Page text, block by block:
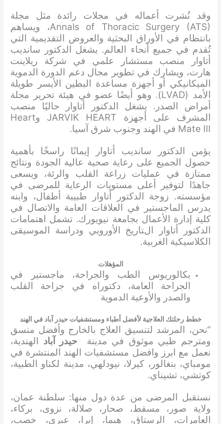
وقد نُشرت أعماله في مجلات رائدة مثل مجلة
Annals of Thoracic Surgery (ATS)، ويساهم
بانتظام في الأوراق البحثية والعروض التقديمية التي
تُقدم في جميع أنحاء العالم. يشغل الدكتور سانديب
أتاوار منصب مستشار علمي في شركة ريلاينت
هارت، ويشارك في تطوير مجال دعم الدورة الدموية
الميكانيكي أو أجهزة مساعدة البطين الأيسر طويلة
الأمد (LVAD). وهو أيضًا عضو في هيئة تحرير مجلة
أمراض الصدر. يشغل الدكتور أتاوار حاليًا منصب
المشرف على أجهزة JARVIK HEART وHeart
Mate III في الهند وجنوب شرق آسيا.
يؤمن الدكتور سانديب أتاوار إيمانًا راسخًا بأهمية
حصول الجميع على رعاية صحية عالية الجودة ونتائج
ممتازة في عمليات زراعة القلب والرئة، ويسعى
جاهدًا لتوفير أعلى مستويات الرعاية للمرضى في
مؤسسته. زوجة الدكتور أتاوار طبيبة أطفال، وابنه
يدرس الماجستير في العلاقات العامة والاتصال في
كلية إدارة الأعمال بجامعة نيويورك. تشمل اهتمامات
الدكتور أتاوار التاريخ الأوروبي ودراسة الموسيقى
الكلاسيكية الغربية.
المؤهلات
بكالوريوس الطب والجراحة، ماجستير في
الجراحة العامة، دكتوراه في جراحة القلب
والصدر والأوعية الدموية
خطط رحلتك العلاجية لأفضل أطباء ومستشفيات حيدر آباد في الهند
“نحن، المرشد لتنسيق العلاج بالخارج وأفضل منسق
ومترجم طبي موثوق في مدينة
حيدر آباد الهندية،
نعمل مع ابرز وافضل مستشفيات الهند المنتشرة في
مومباي، بنغالور، كيرلا، نيودلهي، مدينة لكناو الطبية،
كوتشي، تشيناي.
نستقبل المرضى من عدة دول منها: سلطنة عمان،
ولاية صور، مسقط، صحار، صلالة، نزوى، بركاء،
العامرات، الرستاق، هيما، إبرا، عبري، خصب،